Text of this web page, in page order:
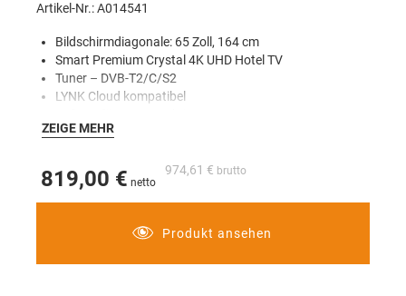
Artikel-Nr.: A014541
Bildschirmdiagonale: 65 Zoll, 164 cm
Smart Premium Crystal 4K UHD Hotel TV
Tuner – DVB-T2/C/S2
LYNK Cloud kompatibel
Ambient Mode
Screen Mirroring, Sound Mirroring (BT)
Netflix‑Unterstützung
ZEIGE MEHR
974,61 €
819,00 €
Produkt ansehen